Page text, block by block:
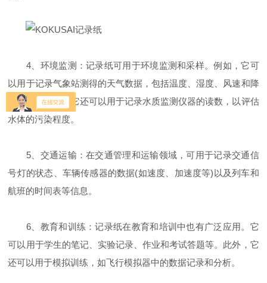
4、环境监测：记录纸可用于环境监测和采样。例如，它可
以用于记录气象站测得的天气数据，包括温度、湿度、风速和降
水量等。此外，它还可以用于记录水质监测仪器的读数，以评估
水体的污染程度。
5、交通运输：在交通管理和运输领域，可用于记录交通信
号灯的状态、车辆传感器的数据(如速度、加速度等)以及列车和
航班的时间表等信息。
6、教育和训练：记录纸在教育和培训中也有广泛应用。它
可以用于学生的笔记、实验记录、作业和考试答题等。此外，它
还可以用于模拟训练，如飞行模拟器中的数据记录和分析。